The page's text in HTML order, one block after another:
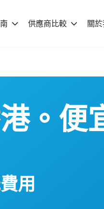
供應商比較 關
。便
用